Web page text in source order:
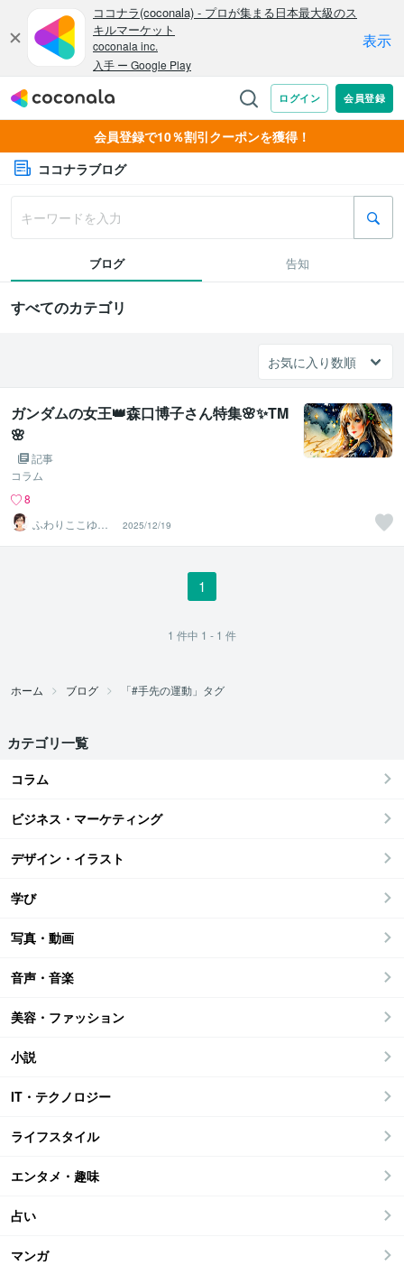
会員登録で10％割引クーポンを獲得！
ココナラブログ
ブログ 告知
すべてのカテゴリ
ガンダムの女王👑森口博子さん特集🌸✨TM
🌸
記事
コラム
8
ふわりここゆら
り❤️✨癒しタイ
ム相談室
2025/12/19
1
1 件中 1 - 1 件
ホーム ブログ 「#手先の運動」タグ
カテゴリ一覧
コラム
ビジネス・マーケティング
デザイン・イラスト
学び
写真・動画
音声・音楽
美容・ファッション
小説
IT・テクノロジー
ライフスタイル
エンタメ・趣味
占い
マンガ